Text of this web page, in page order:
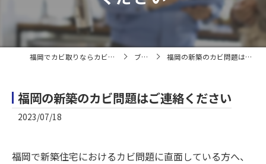
福岡でカビ取りならカビバスターズ福岡 ブログ 福岡の新築のカビ問題はご連絡ください
福岡の新築のカビ問題はご連絡ください
2023/07/18
福岡で新築住宅におけるカビ問題に直面している方へ、